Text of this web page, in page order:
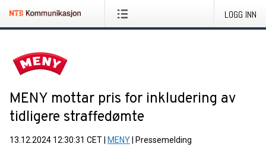
LOGG INN
MENY mottar pris for inkludering av
tidligere straffedømte
13.12.2024 12:30:31 CET MENY Pressemelding